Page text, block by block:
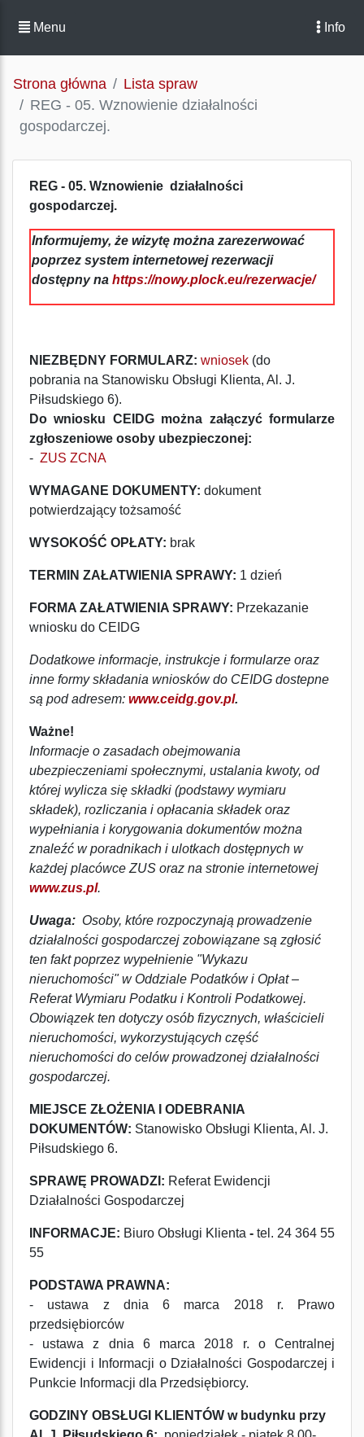
Menu Info
Strona główna
Lista spraw
REG - 05. Wznowienie działalności
gospodarczej.
REG - 05. Wznowienie działalności
gospodarczej.
Informujemy, że wizytę można zarezerwować
poprzez system internetowej rezerwacji
dostępny na https://nowy.plock.eu/rezerwacje/
NIEZBĘDNY FORMULARZ: wniosek (do
pobrania na Stanowisku Obsługi Klienta, Al. J.
Piłsudskiego 6).
Do wniosku CEIDG można załączyć formularze
zgłoszeniowe osoby ubezpieczonej:
- ZUS ZCNA
WYMAGANE DOKUMENTY: dokument
potwierdzający tożsamość
WYSOKOŚĆ OPŁATY: brak
TERMIN ZAŁATWIENIA SPRAWY: 1 dzień
FORMA ZAŁATWIENIA SPRAWY: Przekazanie
wniosku do CEIDG
Dodatkowe informacje, instrukcje i formularze oraz
inne formy składania wniosków do CEIDG dostepne
są pod adresem: www.ceidg.gov.pl.
Ważne!
Informacje o zasadach obejmowania
ubezpieczeniami społecznymi, ustalania kwoty, od
której wylicza się składki (podstawy wymiaru
składek), rozliczania i opłacania składek oraz
wypełniania i korygowania dokumentów można
znaleźć w poradnikach i ulotkach dostępnych w
każdej placówce ZUS oraz na stronie internetowej
www.zus.pl.
Uwaga: Osoby, które rozpoczynają prowadzenie
działalności gospodarczej zobowiązane są zgłosić
ten fakt poprzez wypełnienie "Wykazu
nieruchomości" w Oddziale Podatków i Opłat –
Referat Wymiaru Podatku i Kontroli Podatkowej.
Obowiązek ten dotyczy osób fizycznych, właścicieli
nieruchomości, wykorzystujących część
nieruchomości do celów prowadzonej działalności
gospodarczej.
MIEJSCE ZŁOŻENIA I ODEBRANIA
DOKUMENTÓW: Stanowisko Obsługi Klienta, Al. J.
Piłsudskiego 6.
SPRAWĘ PROWADZI: Referat Ewidencji
Działalności Gospodarczej
INFORMACJE: Biuro Obsługi Klienta - tel. 24 364 55
55
PODSTAWA PRAWNA:
- ustawa z dnia 6 marca 2018 r. Prawo
przedsiębiorców
- ustawa z dnia 6 marca 2018 r. o Centralnej
Ewidencji i Informacji o Działalności Gospodarczej i
Punkcie Informacji dla Przedsiębiorcy.
GODZINY OBSŁUGI KLIENTÓW w budynku przy